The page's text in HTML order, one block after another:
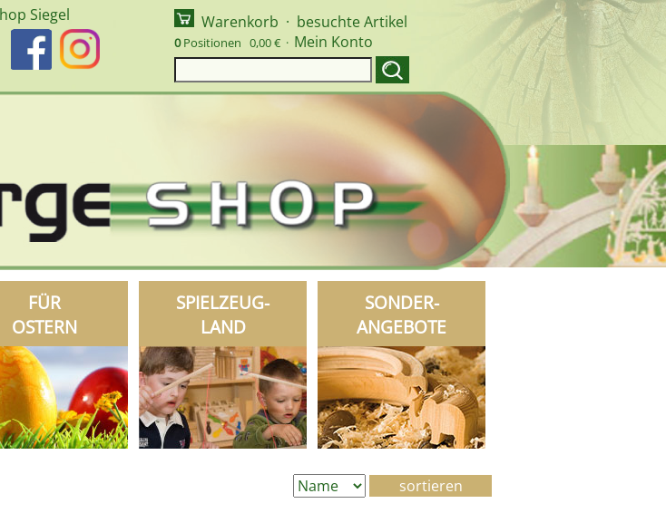
Warenkorb · besuchte Artikel
0Positionen 0,00 € · Mein Konto
FÜR
OSTERN
SPIELZEUG-
LAND
SONDER-
ANGEBOTE